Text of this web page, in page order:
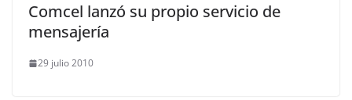
Comcel lanzó su propio servicio de
mensajería
29 julio 2010